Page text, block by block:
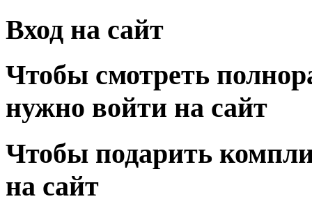
Вход на сайт
Чтобы смотреть
нужно войти на сайт
Чтобы подарить
на сайт